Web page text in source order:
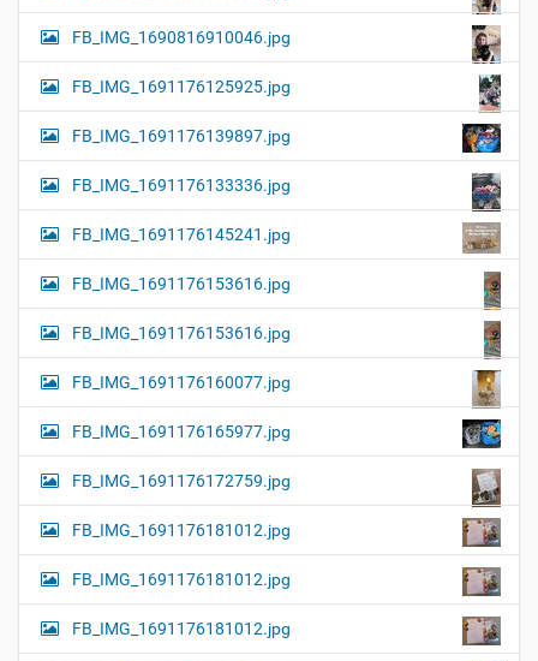
FB_IMG_1690816910046.jpg
FB_IMG_1691176125925.jpg
FB_IMG_1691176139897.jpg
FB_IMG_1691176133336.jpg
FB_IMG_1691176145241.jpg
FB_IMG_1691176153616.jpg
FB_IMG_1691176153616.jpg
FB_IMG_1691176160077.jpg
FB_IMG_1691176165977.jpg
FB_IMG_1691176172759.jpg
FB_IMG_1691176181012.jpg
FB_IMG_1691176181012.jpg
FB_IMG_1691176181012.jpg